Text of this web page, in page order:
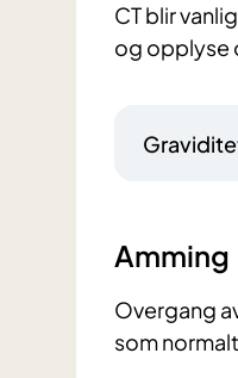
CT blir
og opplyse
Amming
Overgang
som